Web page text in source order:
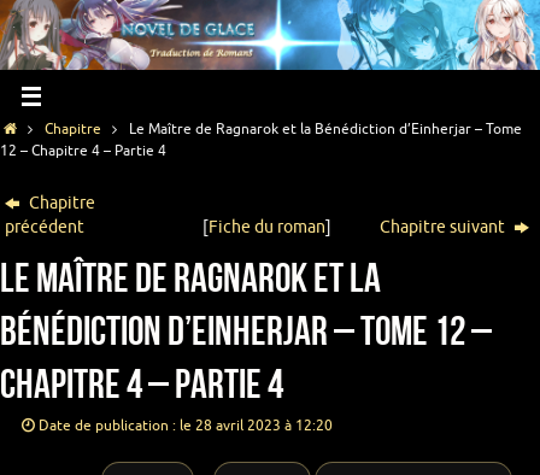
Chapitre
Le Maître de Ragnarok et la Bénédiction d’Einherjar – Tome
12 – Chapitre 4 – Partie 4
Chapitre
précédent
[Fiche du roman] Chapitre suivant
Le Maître de Ragnarok et la
Bénédiction d’Einherjar – Tome 12 –
Chapitre 4 – Partie 4
Date de publication : le 28 avril 2023 à 12:20